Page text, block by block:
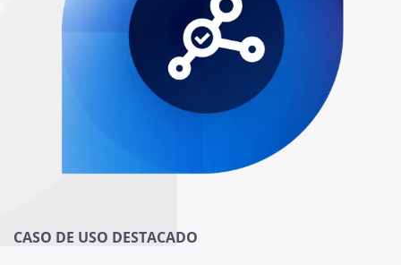
CASO DE USO DESTACADO